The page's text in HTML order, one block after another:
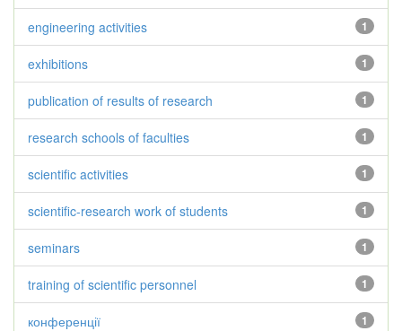
1
engineering activities
1
exhibitions
1
publication of results of research
1
research schools of faculties
1
scientific activities
1
scientific-research work of students
1
seminars
1
training of scientific personnel
1
конференції